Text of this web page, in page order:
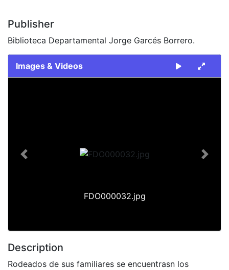
Publisher
Biblioteca Departamental Jorge Garcés Borrero.
Images & Videos
FDO000032.jpg
Previous Next
Description
Rodeados de sus familiares se encuentrasn los